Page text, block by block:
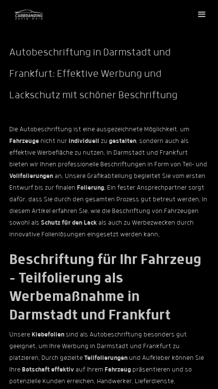
Autobeschriftung in Darmstadt und
Frankfurt: Effektive Werbung und
Lackschutz mit schöner Beschriftung
Die Autobeschriftung ist eine ausgezeichnete Möglichkeit, um
Fahrzeuge nicht nur individuell zu gestalten, sondern auch als
effektive Werbefläche zu nutzen. In Darmstadt und Frankfurt
bieten wir Ihnen professionelle Beschriftungen in Form von Teil- und
Vollfolierungen an. Unsere Grafikabteilung begleitet Sie vom ersten
Entwurf bis zur finalen Folierung. Ein fester Ansprechpartner sorgt
dafür, dass Sie durch den gesamten Prozess gut betreut werden. In
diesem Artikel erfahren Sie, wie die Beschriftung von Fahrzeugen
sowohl als Schutz für den Lack als auch zu Werbezwecken durch
innovative Folienlösungen eingesetzt werden kann.
Beschriftung für Ihr Fahrzeug
– Teilfolierung als
Werbemaßnahme in
Darmstadt und Frankfurt
Unsere Klebefolien sind als Autobeschriftung besonders gut
geeignet, um Ihre Werbung in Darmstadt und Frankfurt zu
platzieren. Durch gezielte Teilfolierungen und Aufkleber können Sie
Ihre Botschaft effektiv auf Ihrem Fahrzeug präsentieren und so
potenzielle Kunden erreichen. Handwerker, Lieferdienste,